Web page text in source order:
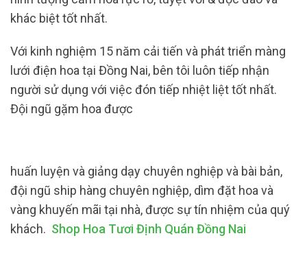
khác biệt tốt nhất.
Với kinh nghiệm 15 năm cải tiến và phát triển màng
lưới điện hoa tại Đồng Nai, bên tôi luôn tiếp nhận
người sử dụng với việc đón tiếp nhiệt liệt tốt nhất.
Đội ngũ gặm hoa được
huấn luyện và giảng dạy chuyên nghiệp và bài bản,
đội ngũ ship hàng chuyên nghiệp, dìm đặt hoa và
vàng khuyến mãi tại nhà, được sự tín nhiệm của quý
khách. Shop Hoa Tươi Định Quán Đồng Nai